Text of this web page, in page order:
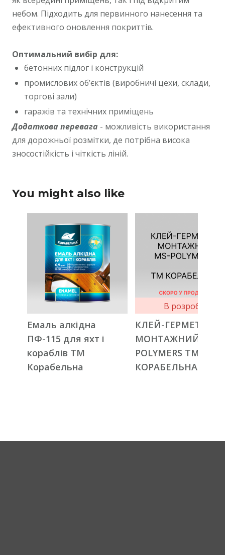
небом. Підходить для первинного нанесення та
ефективного оновлення покриттів.
Оптимальний вибір для:
бетонних підлог і конструкцій
промислових об’єктів (виробничі цехи, склади,
торгові зали)
гаражів та технічних приміщень
Додаткова перевага - можливість використання
для дорожньої розмітки, де потрібна висока
зносостійкість і чіткість ліній.
You might also like
Емаль алкідна
ПФ-115 для яхт і
кораблів ТМ
Корабельна
В розробці
КЛЕЙ-ГЕРМЕТИК
МОНТАЖНИЙ MS-
POLYMERS ТМ
КОРАБЕЛЬНА